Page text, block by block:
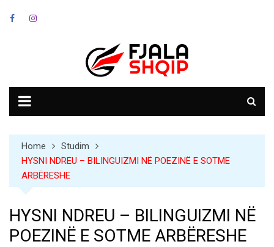
Home
Studim
HYSNI NDREU – BILINGUIZMI NË POEZINË E SOTME
ARBËRESHE
HYSNI NDREU – BILINGUIZMI NË
POEZINË E SOTME ARBËRESHE